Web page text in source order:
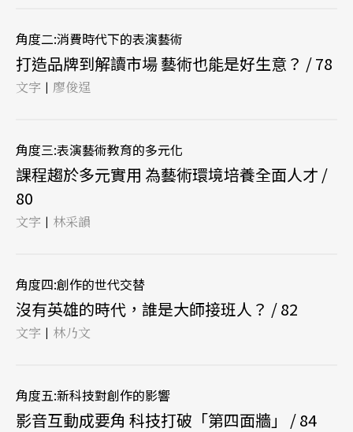
角度二:消費時代下的表演藝術
打造品牌到解讀市場 藝術也能是好生意？ / 78
文字 | 廖俊逞
角度三:表演藝術教育的多元化
課程趨於多元實用 為藝術環境培養全面人才 /
80
文字 | 林采韻
角度四:創作的世代交替
沒有英雄的時代，誰是大師接班人？ / 82
文字 | 林乃文
角度五:新科技對創作的影響
影音互動成要角 科技打破「第四面牆」 / 84